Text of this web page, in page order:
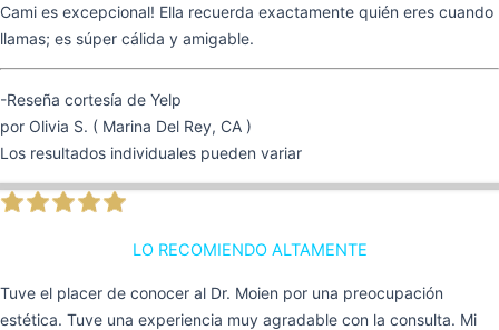
Cami es excepcional! Ella recuerda exactamente quién eres cuando
llamas; es súper cálida y amigable.
-Reseña cortesía de Yelp
por Olivia S. ( Marina Del Rey, CA )
Los resultados individuales pueden variar
LO RECOMIENDO ALTAMENTE
Tuve el placer de conocer al Dr. Moien por una preocupación
estética. Tuve una experiencia muy agradable con la consulta. Mi